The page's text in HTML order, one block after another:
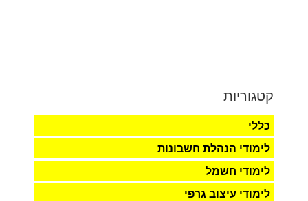
קטגוריות
כללי
לימודי הנהלת חשבונות
לימודי חשמל
לימודי עיצוב גרפי